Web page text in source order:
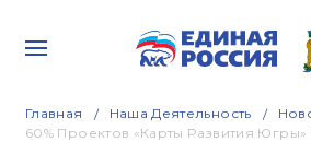
Главная Наша Деятельность
60% Проектов «Карты Развития